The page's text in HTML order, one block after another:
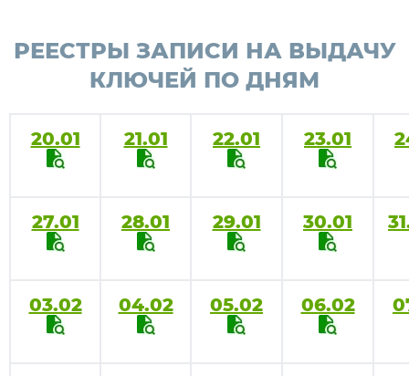
РЕЕСТРЫ ЗАПИСИ НА ВЫДАЧУ
КЛЮЧЕЙ ПО ДНЯМ
20.01 21.01 22.01 23.01
27.01 28.01 29.01 30.01
03.02 04.02 05.02 06.02